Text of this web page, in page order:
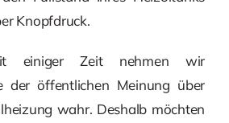
Knopfdruck.
einiger Zeit nehmen wir
der öffentlichen Meinung über
wahr. Deshalb möchten